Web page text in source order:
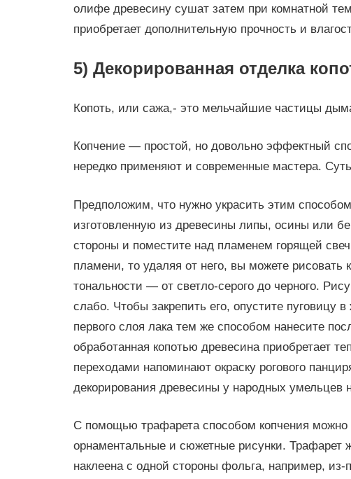
олифе древесину сушат затем при комнатной
приобретает дополнительную прочность и
5) Декорированная отделка
Копоть, или сажа,- это мельчайшие частицы
Копчение — простой, но довольно эффектный
нередко применяют и современные мастера.
Предположим, что нужно украсить этим
изготовленную из древесины липы, осины или
стороны и поместите над пламенем горящей
пламени, то удаляя от него, вы можете
тональности — от светло-серого до черного.
слабо. Чтобы закрепить его, опустите пуговицу
первого слоя лака тем же способом нанесите
обработанная копотью древесина приобретает
переходами напоминают окраску рогового
декорирования древесины у народных умельцев
С помощью трафарета способом копчения можно
орнаментальные и сюжетные рисунки. Трафарет
наклеена с одной стороны фольга, например,